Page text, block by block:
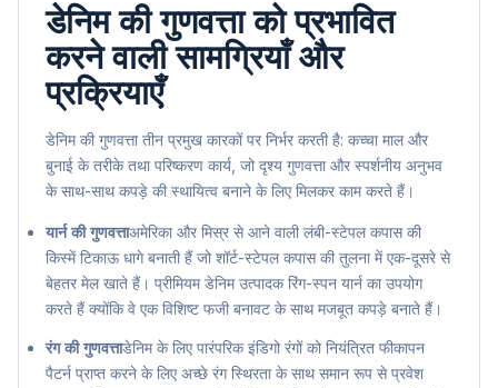
डेनिम की गुणवत्ता को प्रभावित
करने वाली सामग्रियाँ और
प्रक्रियाएँ
डेनिम की गुणवत्ता तीन प्रमुख कारकों पर निर्भर करती है: कच्चा माल और
बुनाई के तरीके तथा परिष्करण कार्य, जो दृश्य गुणवत्ता और स्पर्शनीय अनुभव
के साथ-साथ कपड़े की स्थायित्व बनाने के लिए मिलकर काम करते हैं।
यार्न की गुणवत्ताअमेरिका और मिस्र से आने वाली लंबी-स्टेपल कपास की
किस्में टिकाऊ धागे बनाती हैं जो शॉर्ट-स्टेपल कपास की तुलना में एक-दूसरे से
बेहतर मेल खाते हैं। प्रीमियम डेनिम उत्पादक रिंग-स्पन यार्न का उपयोग
करते हैं क्योंकि वे एक विशिष्ट फजी बनावट के साथ मजबूत कपड़े बनाते हैं।
रंग की गुणवत्ताडेनिम के लिए पारंपरिक इंडिगो रंगों को नियंत्रित फीकापन
पैटर्न प्राप्त करने के लिए अच्छे रंग स्थिरता के साथ समान रूप से प्रवेश